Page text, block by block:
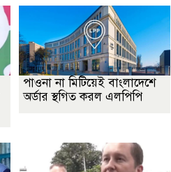
পাওনা না মিটিয়েই বাংলাদেশে
অর্ডার স্থগিত করল এলপিপি